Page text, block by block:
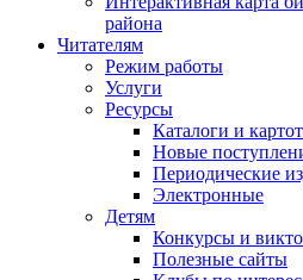
района
Читателям
Режим работы
Услуги
Ресурсы
Каталоги и
Новые
Периодические
Электронные
Детям
Конкурсы и
Полезные сайты